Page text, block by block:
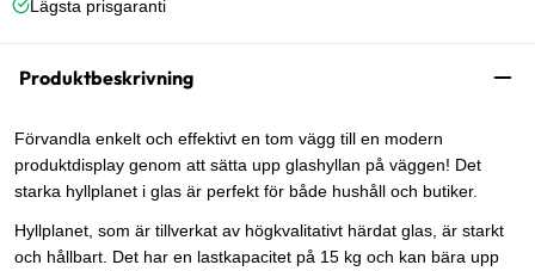
Lägsta prisgaranti
Produktbeskrivning
Förvandla enkelt och effektivt en tom vägg till en modern
produktdisplay genom att sätta upp glashyllan på väggen! Det
starka hyllplanet i glas är perfekt för både hushåll och butiker.
Hyllplanet, som är tillverkat av högkvalitativt härdat glas, är starkt
och hållbart. Det har en lastkapacitet på 15 kg och kan bära upp